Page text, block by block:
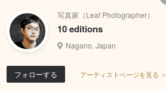
写真家（Leaf Photographer）
10 editions
Nagano, Japan
フォローする アーティストページを見る ＞